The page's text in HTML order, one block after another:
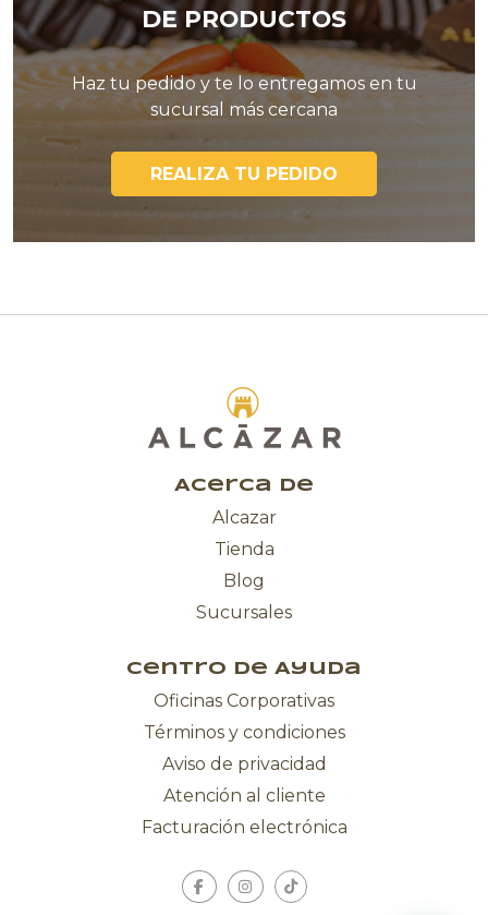
DE PRODUCTOS
Haz tu pedido y te lo entregamos en tu
sucursal más cercana
REALIZA TU PEDIDO
Acerca de
Alcazar
Tienda
Blog
Sucursales
Centro de Ayuda
Oficinas Corporativas
Términos y condiciones
Aviso de privacidad
Atención al cliente
Facturación electrónica